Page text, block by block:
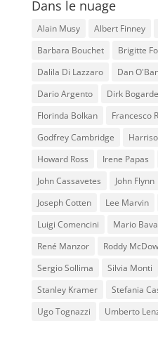
Dans le nuage
Alain Musy Albert Finney
Barbara Bouchet
Brigitte
Dalila Di Lazzaro
Dan
Dario Argento
Dirk Bogarde
Florinda Bolkan
Francesco
Godfrey Cambridge
Howard Ross
Irene Papas
John Cassavetes
John Flynn
Joseph Cotten
Lee Marvin
Luigi Comencini
Mario Bava
René Manzor
Roddy
Sergio Sollima
Silvia Monti
Stanley Kramer
Stefania
Ugo Tognazzi
Umberto